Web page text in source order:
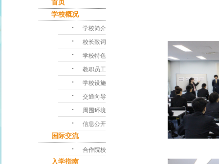
首页
学校概况
･ 学校简介
･ 校长致词
･ 学校特色
･ 教职员工
･ 学校设施
･ 交通向导
･ 周围环境
･ 信息公开
国际交流
･ 合作院校
入学指南